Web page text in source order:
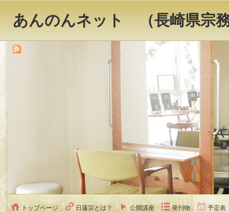
あんのんネット （長崎県宗
トップページ 日蓮宗とは？ 公開講座 発刊物 予定表